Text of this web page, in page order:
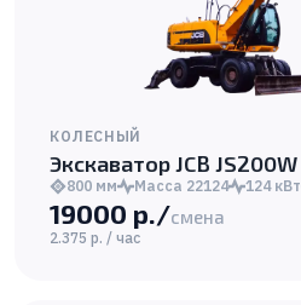
КОЛЕСНЫЙ
Экскаватор JCB JS200W
800 мм Масса 22124 124 кВт
19000 р./смена
2.375 р. / час